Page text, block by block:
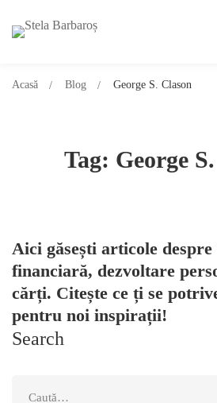
Tag: George
Acasă Blog George S. Clason
Aici găsești articole despre
financiară, dezvoltare
cărți. Citește ce ți se
pentru noi inspirații!
Search